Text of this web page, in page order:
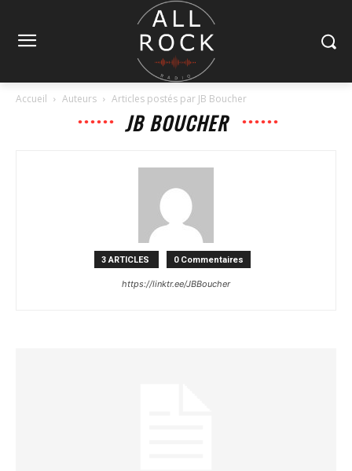
Accueil Auteurs Articles postés par JB Boucher
JB BOUCHER
3 ARTICLES 0 Commentaires
https://linktr.ee/JBBoucher